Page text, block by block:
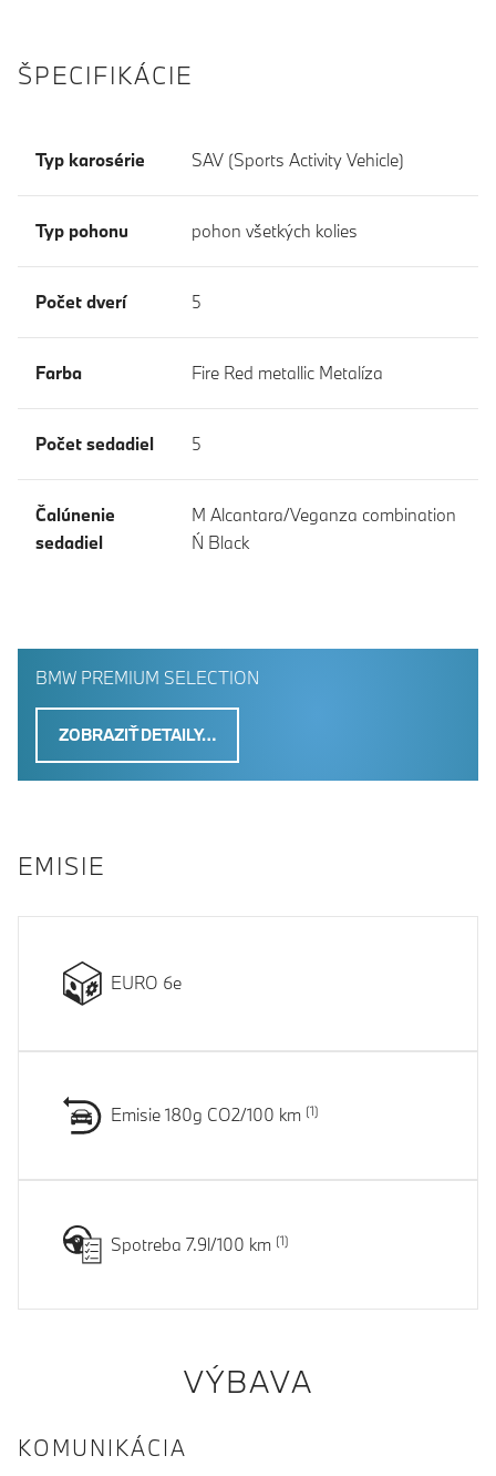
ŠPECIFIKÁCIE
Typ karosérie SAV (Sports Activity Vehicle)
Typ pohonu pohon všetkých kolies
Počet dverí 5
Farba Fire Red metallic Metalíza
Počet sedadiel 5
Čalúnenie
sedadiel
M Alcantara/Veganza combination
Ń Black
BMW PREMIUM SELECTION
ZOBRAZIŤ DETAILY…
EMISIE
EURO 6e
Emisie 180g CO2/100 km
Spotreba 7.9l/100 km
VÝBAVA
KOMUNIKÁCIA